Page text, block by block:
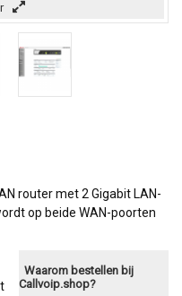
router met 2 Gigabit LAN-
op beide WAN-poorten
Waarom bestellen bij
Callvoip.shop?